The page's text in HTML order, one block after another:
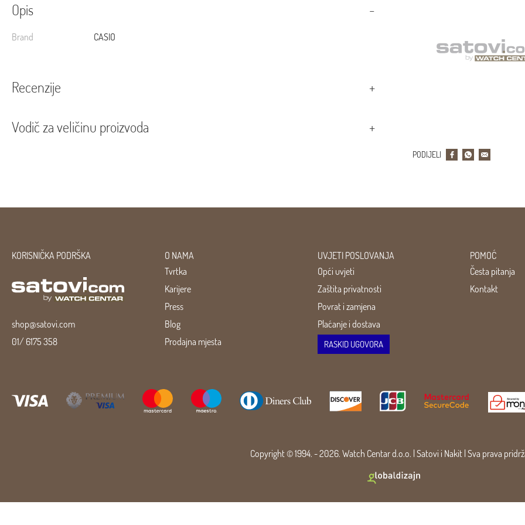
Opis
Brand CASIO
Recenzije
Vodič za veličinu proizvoda
PODIJELI
KORISNIČKA PODRŠKA
shop@satovi.com
01/ 6175 358
O NAMA
Tvrtka
Karijere
Press
Blog
Prodajna mjesta
UVJETI POSLOVANJA
Opći uvjeti
Zaštita privatnosti
Povrat i zamjena
Plaćanje i dostava
RASKID UGOVORA
POMOĆ
Česta pitanja
Kontakt
Copyright © 1994. - 2026. Watch Centar d.o.o. | Satovi i Nakit | Sva prava